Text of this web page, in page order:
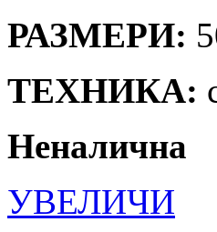
РАЗМЕРИ:
ТЕХНИКА:
Неналична
УВЕЛИЧИ